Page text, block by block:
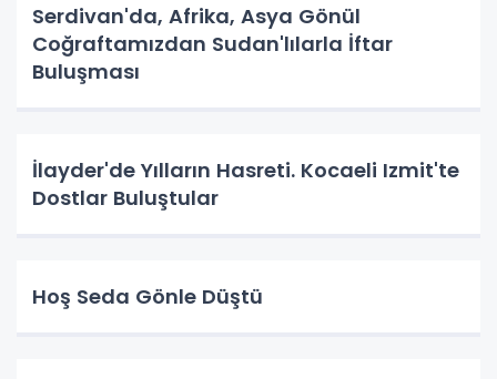
Serdivan'da, Afrika, Asya Gönül
Coğraftamızdan Sudan'lılarla İftar
Buluşması
İlayder'de Yılların Hasreti. Kocaeli Izmit'te
Dostlar Buluştular
Hoş Seda Gönle Düştü